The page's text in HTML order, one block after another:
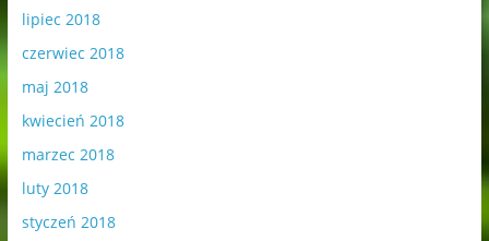
lipiec 2018
czerwiec 2018
maj 2018
kwiecień 2018
marzec 2018
luty 2018
styczeń 2018